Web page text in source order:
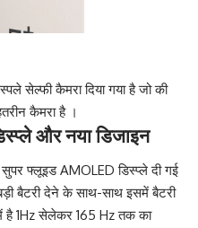
सेल्फी कैमरा दिया गया है जो की
कैमरा है ।
और नया डिजाइन
सुपर फ्लूइड AMOLED डिस्प्ले दी गई
बैटरी देने के साथ-साथ इसमें बैटरी
में है 1Hz सेलेकर 165 Hz तक का